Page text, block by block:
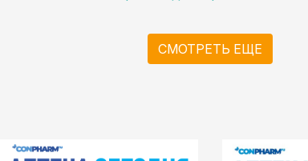
СМОТРЕТЬ ЕЩЕ